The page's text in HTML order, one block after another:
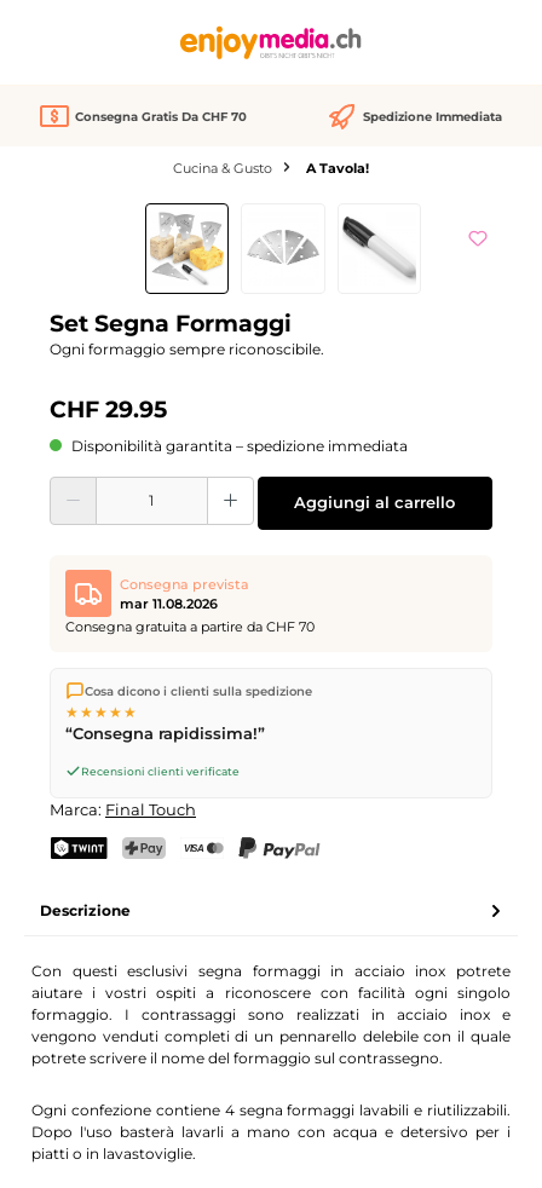
Consegna Gratis Da CHF 70 Spedizione Immediata
Cucina & Gusto A Tavola!
Salta la galleria di immagini
Set Segna Formaggi
Ogni formaggio sempre riconoscibile.
CHF 29.95
Disponibilità garantita – spedizione immediata
Quantità del prodotto: inserisci la quantità desiderata o usa i pulsanti per
Aggiungi al carrello
Consegna prevista
mar 11.08.2026
Consegna gratuita a partire da CHF 70
Spediamo direttamente dal nostro magazzino a Kriens, in
Svizzera.Consegna gratuitaa partire da
effettuati entro le
giorno lavorativo successivo
Cosa dicono i clienti sulla spedizione
★★★★★
“Consegna rapidissima!”
Recensioni clienti verificate
Marca: Final Touch
Descrizione
Con questi esclusivi segna formaggi in acciaio inox potrete
aiutare i vostri ospiti a riconoscere con facilità ogni singolo
formaggio. I contrassaggi sono realizzati in acciaio inox e
vengono venduti completi di un pennarello delebile con il quale
potrete scrivere il nome del formaggio sul contrassegno.
Ogni confezione contiene 4 segna formaggi lavabili e riutilizzabili.
Dopo l'uso basterà lavarli a mano con acqua e detersivo per i
piatti o in lavastoviglie.